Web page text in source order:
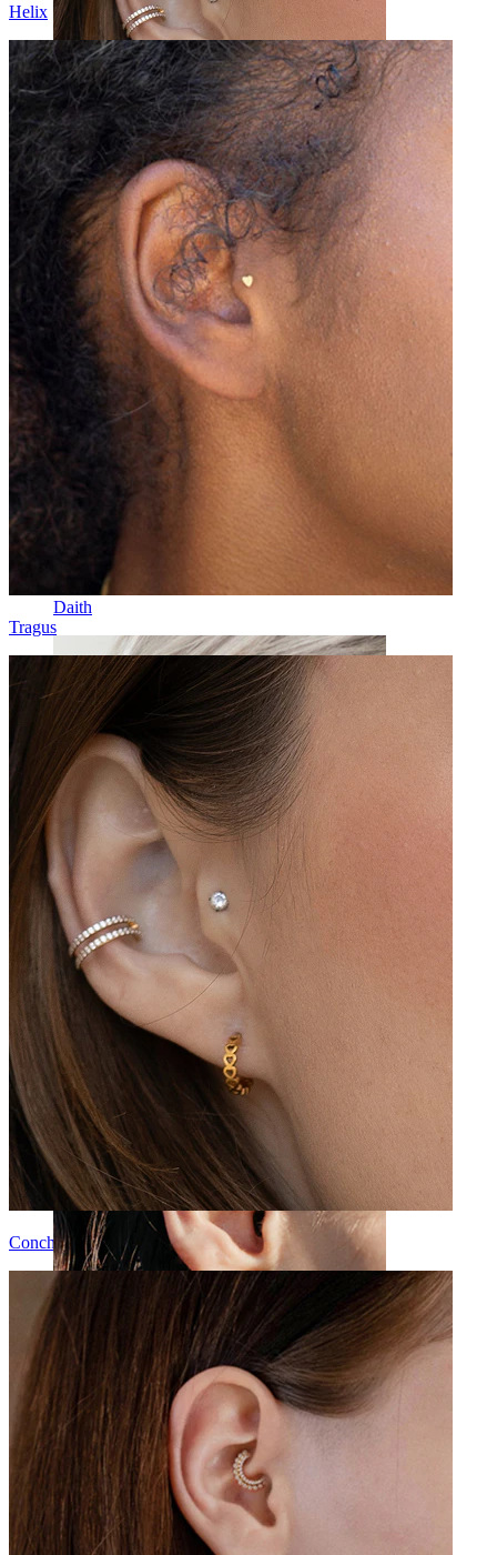
Conch
Daith
Industrial
Rook
Helix
Tragus
Conch